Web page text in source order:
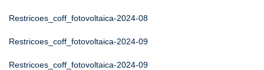
Restricoes_coff_fotovoltaica-2024-08
Restricoes_coff_fotovoltaica-2024-09
Restricoes_coff_fotovoltaica-2024-09